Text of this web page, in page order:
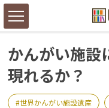
かんがい施設
現れるか？
世界かんがい施設遺産